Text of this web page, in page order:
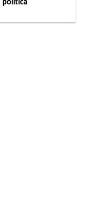
política